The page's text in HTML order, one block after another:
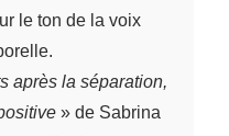
le ton de la voix
après la séparation,
» de Sabrina